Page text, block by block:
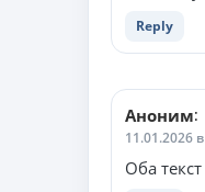
Reply
Аноним:
11.01.2026
Оба